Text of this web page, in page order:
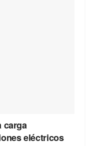
carga
eléctricos